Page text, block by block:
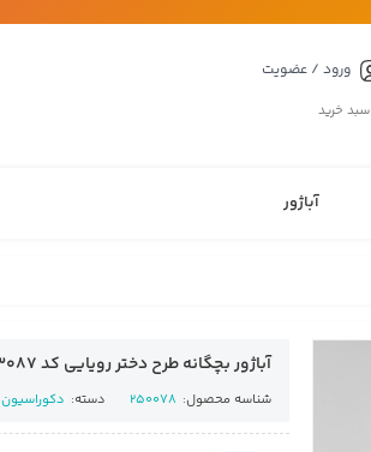
ورود / عضویت
سبد خرید
آباژور
آباژور بچگانه طرح دختر رویایی کد A3087
شناسه محصول: 250078 دسته: دکوراسیون